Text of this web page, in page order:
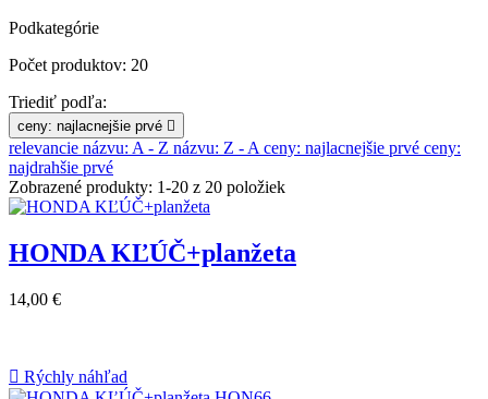
Podkategórie
Počet produktov: 20
Triediť podľa:
ceny: najlacnejšie prvé 
relevancie názvu: A - Z názvu: Z - Aceny: najlacnejšie prvé ceny:
najdrahšie prvé
Zobrazené produkty: 1-20 z 20 položiek
HONDA KĽÚČ+planžeta
14,00 €
 Rýchly náhľad